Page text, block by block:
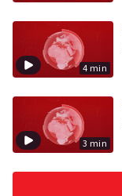
4 min
3 min